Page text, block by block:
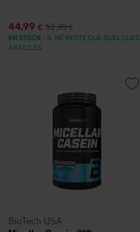
44,99 € 51,99€
EN STOCK - IL NE RESTE QUE QUELQUES
ARTICLES
BioTech USA